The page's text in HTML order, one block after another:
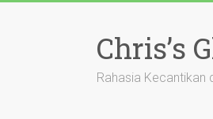
Chris’s
Rahasia Kecantikan